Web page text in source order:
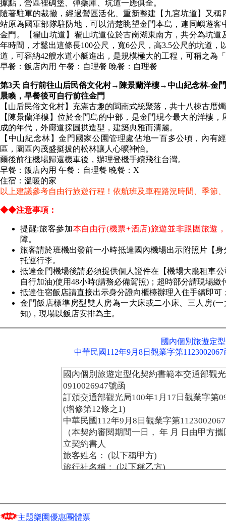
據點，營區裡碉堡、彈藥庫、坑道一應俱全。
隨著駐軍的裁撤，經過營區活化、重新整建【九宮坑道】又
站原為國軍部隊駐防地，可以清楚眺望金門本島，連同嶼遊
金門。【翟山坑道】翟山坑道位於古崗湖東南方，共分為坑
年時間，才鑿出這條長100公尺，寬6公尺，高3.5公尺的坑道
道，可容納42艘水道小艇進出，是規模極大的工程，可稱之為
早餐：飯店內用 午餐：自理餐 晚餐：自理餐
第3天 自行前往山后民俗文化村→陳景蘭洋樓→中山紀念林-金
晨喚，早餐後可自行前往金門
【山后民俗文化村】充滿古趣的閩南式統聚落，共十八棟古厝
【陳景蘭洋樓】位於金門島的中部，是金門現今最大的洋樓
成的年代，外廊道採圓拱造型，建築典雅而清麗。
【中山紀念林】金門國家公園管理處佔地一百多公頃，內有
區，園區內茂盛挺拔的松林讓人心曠神怡。
爾後前往機場歸還機車後，辦理登機手續飛往台灣。
早餐：飯店內用 午餐：自理餐 晚餐：X
住宿：溫暖的家
以上建議參考自由行旅遊行程！依航班及車程路況時間、季節
◆◆注意事項：
提醒:旅客參加本自由行(機票+酒店)旅遊並非跟團旅遊
障。
旅客請於班機出發前一小時抵達國內機場出示附照片【
托運行李。
抵達金門機場後請必須提供個人證件在【機場大廳租車
自行加油)使用48小時(請務必備駕照)；超時部分請現場繳
抵達住宿飯店請直接出示身分證向櫃檯辦理入住手續即可
金門飯店標準房型雙人房為一大床或二小床、三人房(
知)，現場以飯店安排為主。
國內個別旅遊定
中華民國112年9月8日觀業字第
主題樂園優惠團體票